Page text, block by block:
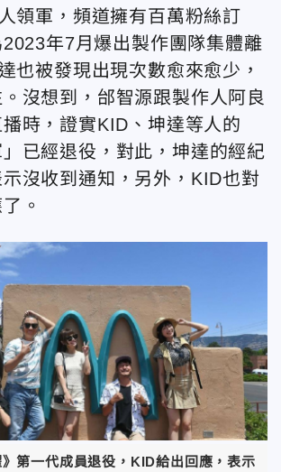
領軍，頻道擁有百萬粉絲訂
年7月爆出製作團隊集體離
也被發現出現次數愈來愈少，
沒想到，邰智源跟製作人阿良
播時，證實KID、坤達等人的
」已經退役，對此，坤達的經紀
沒收到通知，另外，KID也對
。
第一代成員退役，KID給出回應，表示